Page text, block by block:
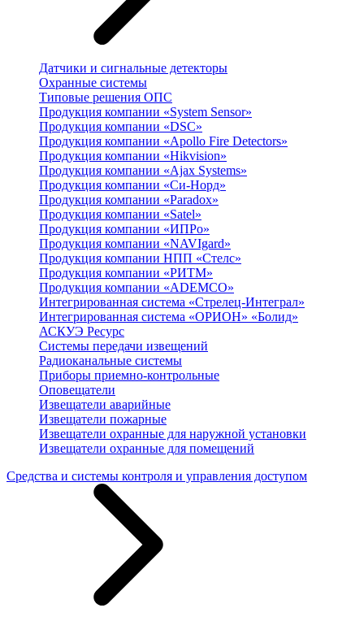
Датчики и сигнальные детекторы
Охранные системы
Типовые решения ОПС
Продукция компании «System Sensor»
Продукция компании «DSC»
Продукция компании «Apollo Fire Detectors»
Продукция компании «Hikvision»
Продукция компании «Ajax Systems»
Продукция компании «Си-Норд»
Продукция компании «Paradox»
Продукция компании «Satel»
Продукция компании «ИПРо»
Продукция компании «NAVIgard»
Продукция компании НПП «Стелс»
Продукция компании «РИТМ»
Продукция компании «ADEMCO»
Интегрированная система «Стрелец-Интеграл»
Интегрированная система «ОРИОН» «Болид»
АСКУЭ Ресурс
Системы передачи извещений
Радиоканальные системы
Приборы приемно-контрольные
Оповещатели
Извещатели аварийные
Извещатели пожарные
Извещатели охранные для наружной установки
Извещатели охранные для помещений
Средства и системы контроля и управления доступом